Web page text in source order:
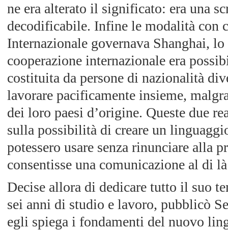
ne era alterato il significato: era una
decodificabile. Infine le modalità con
Internazionale governava Shanghai,
cooperazione internazionale era
costituita da persone di nazionalità
lavorare pacificamente insieme,
dei loro paesi d’origine. Queste due
sulla possibilità di creare un
potessero usare senza rinunciare alla
consentisse una comunicazione al di
Decise allora di dedicare tutto il suo
sei anni di studio e lavoro, pubblicò
egli spiega i fondamenti del nuovo